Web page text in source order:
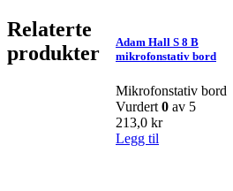
Relaterte
produkter
Adam Hall S 8 B
mikrofonstativ bord
Mikrofonstativ bord
Vurdert 0 av 5
213,0 kr
Legg til